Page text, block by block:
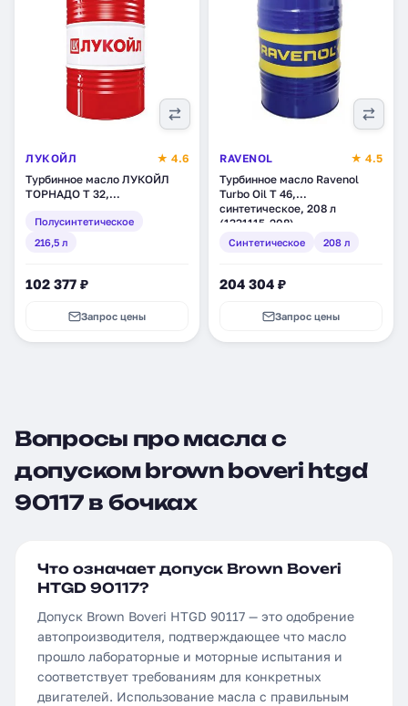
ЛУКОЙЛ
★ 4.6
Турбинное масло ЛУКОЙЛ
ТОРНАДО Т 32,
(205981)
Полусинтетическое
216,5 л
102 377 ₽
Запрос цены
RAVENOL
★ 4.5
Турбинное масло Ravenol
Turbo Oil T 46,
синтетическое, 208 л
(1331115-208)
Синтетическое 208 л
204 304 ₽
Запрос цены
Вопросы про масла с
допуском brown boveri htgd
90117 в бочках
Что означает допуск Brown Boveri
HTGD 90117?
Допуск Brown Boveri HTGD 90117 — это одобрение
автопроизводителя, подтверждающее что масло
прошло лабораторные и моторные испытания и
соответствует требованиям для конкретных
двигателей. Использование масла с правильным